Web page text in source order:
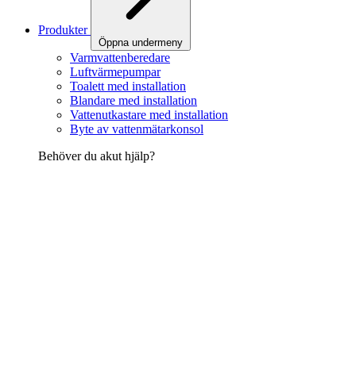
Produkter
Öppna undermeny
Varmvattenberedare
Luftvärmepumpar
Toalett med installation
Blandare med installation
Vattenutkastare med installation
Byte av vattenmätarkonsol
Behöver du akut hjälp?